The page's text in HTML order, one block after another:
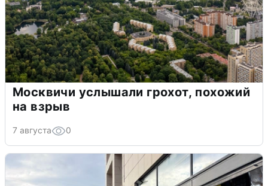
Москвичи услышали грохот, похожий
на взрыв
7 августа 0